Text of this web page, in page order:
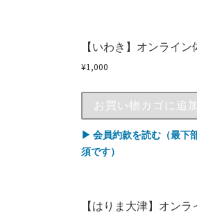
【いわき】オンライン
¥1,000
お買い物カゴに追加
▶ 会員約款を読む（最下
須です）
【はりま大津】オンラ